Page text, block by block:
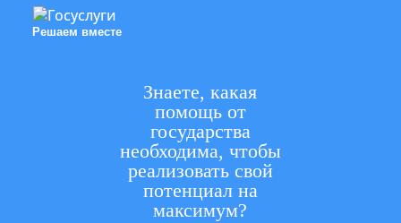
Решаем вместе
Знаете, какая
помощь от
государства
необходима, чтобы
реализовать свой
потенциал на
максимум?